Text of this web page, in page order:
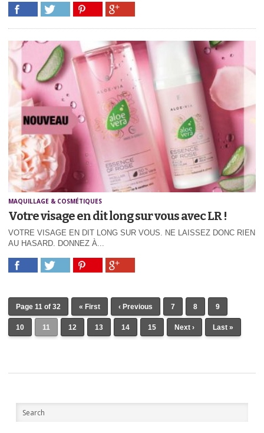
MAQUILLAGE & COSMÉTIQUES
Votre visage en dit long sur vous avec LR !
VOTRE VISAGE EN DIT LONG SUR VOUS. NE LAISSEZ DONC RIEN
AU HASARD. DONNEZ À...
Page 11 of 32 « First ‹ Previous 7 8 9
10 11 12 13 14 15 Next › Last »